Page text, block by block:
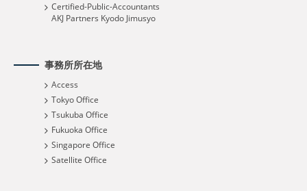
Certified-Public-Accountants
AKJ Partners Kyodo Jimusyo
事務所所在地
Access
Tokyo Office
Tsukuba Office
Fukuoka Office
Singapore Office
Satellite Office